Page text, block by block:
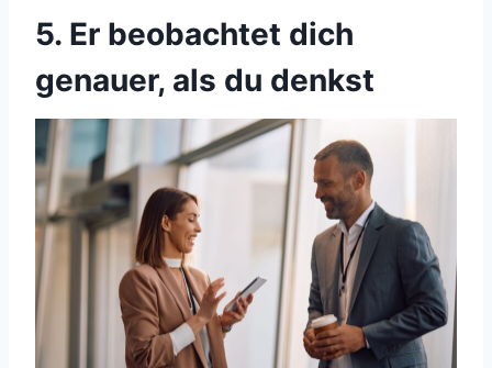
5. Er beobachtet dich
genauer, als du denkst